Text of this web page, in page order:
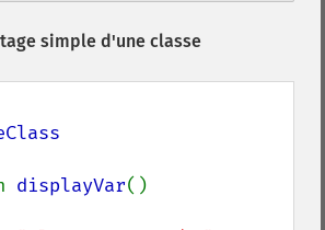
simple d'une classe
displayVar()